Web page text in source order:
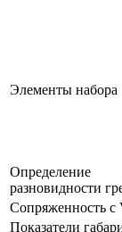
Элементы набора
Определение
разновидности
Сопряженность с
Показатели